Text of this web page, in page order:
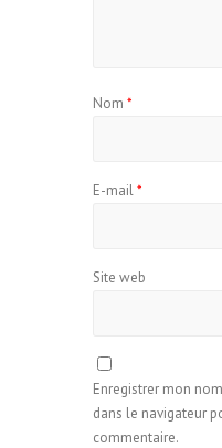
Nom *
E-mail*
Site web
Enregistrer mon
dans le navigateur
commentaire.